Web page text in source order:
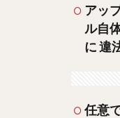
アッ
ル自
に 違
任意